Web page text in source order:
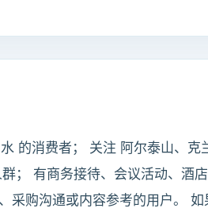
的消费者； 关注 阿尔泰山、克
； 有商务接待、会议活动、酒
采购沟通或内容参考的用户。